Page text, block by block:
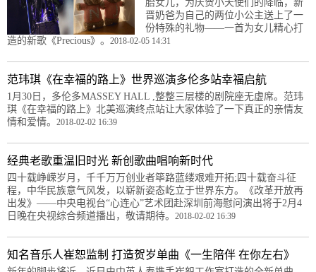
胎女儿，为庆贺小天使们的降临，新
晋奶爸为自己的两位小公主送上了一
份特殊的礼物——一首为女儿精心打
造的新歌《Precious》。 2018-02-05 14:31
范玮琪《在幸福的路上》世界巡演多伦多站幸福启航
1月30日，多伦多MASSEY HALL ,整整三层楼的剧院座无虚席。范玮
琪《在幸福的路上》北美巡演终点站让大家体验了一下真正的亲情友
情和爱情。 2018-02-02 16:39
经典老歌重温旧时光 新创歌曲唱响新时代
四十载峥嵘岁月，千千万万创业者筚路蓝缕艰难开拓;四十载奋斗征
程，中华民族意气风发，以崭新姿态屹立于世界东方。《改革开放再
出发》——中央电视台“心连心”艺术团赴深圳前海慰问演出将于2月4
日晚在央视综合频道播出，敬请期待。 2018-02-02 16:39
知名音乐人崔恕监制 打造贺岁单曲《一生陪伴 在你左右》